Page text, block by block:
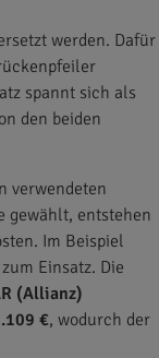
werden. Dafür
spannt sich als
den beiden
verwendeten
gewählt, entstehen
Im Beispiel
zum Einsatz. Die
(Allianz)
€, wodurch der